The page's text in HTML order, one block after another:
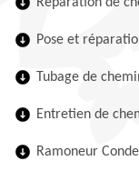
Pose et
Tubage de
Entretien de
Ramoneur